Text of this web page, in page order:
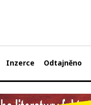
Inzerce Odtajněno